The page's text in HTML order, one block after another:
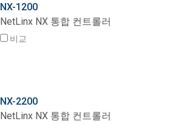
NX-1200
NetLinx NX 통합 컨트롤러
비교
NX-2200
NetLinx NX 통합 컨트롤러